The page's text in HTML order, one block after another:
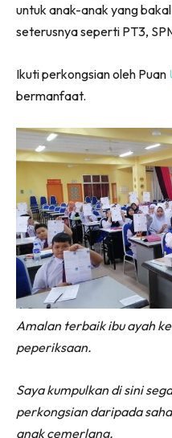
untuk anak-anak yang
seterusnya seperti PT3,
Ikuti perkongsian oleh Puan
bermanfaat.
Amalan terbaik ibu ayah
peperiksaan.
Saya kumpulkan di sini
perkongsian daripada
anak cemerlang.